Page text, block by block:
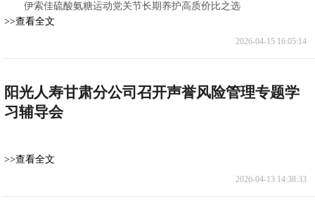
伊索佳硫酸氨糖运动党关节长期养护高质价比之选
>>查看全文
2026-04-15 16:05:14
阳光人寿甘肃分公司召开声誉风险管理专题学
习辅导会
>>查看全文
2026-04-13 14:38:33